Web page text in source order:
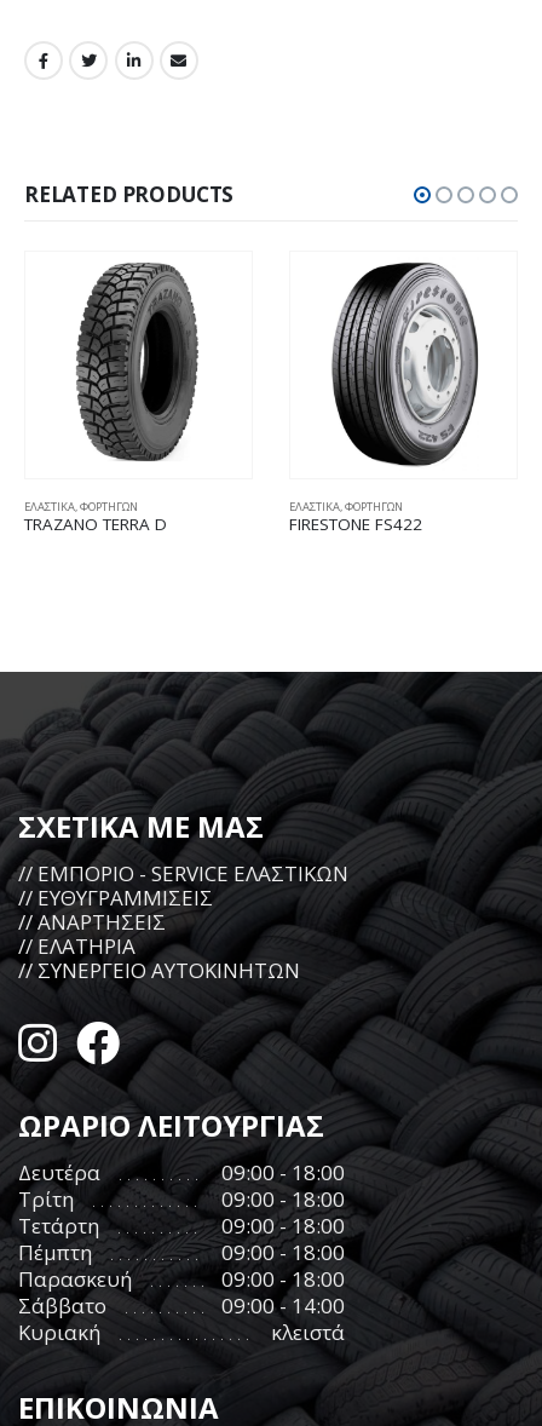
RELATED PRODUCTS
ΕΛΑΣΤΙΚΑ,ΦΟΡΤΗΓΩΝ
FIRESTONE FS422
ΣΧΕΤΙΚΑ ΜΕ ΜΑΣ
// ΕΜΠΟΡΙΟ - SERVICE ΕΛΑΣΤΙΚΩΝ
// ΕΥΘΥΓΡΑΜΜΙΣΕΙΣ
// ΑΝΑΡΤΗΣΕΙΣ
// ΕΛΑΤΗΡΙΑ
// ΣΥΝΕΡΓΕΙΟ ΑΥΤΟΚΙΝΗΤΩΝ
ΩΡΑΡΙΟ ΛΕΙΤΟΥΡΓΙΑΣ
Δευτέρα
09:00 - 18:00
Τρίτη
09:00 - 18:00
Τετάρτη
09:00 - 18:00
Πέμπτη
09:00 - 18:00
Παρασκευή
09:00 - 18:00
Σάββατο
09:00 - 14:00
Κυριακή
κλειστά